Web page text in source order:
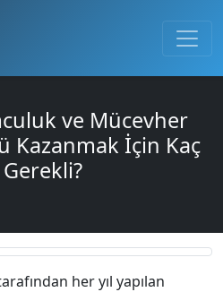
ve Mücevher
Kazanmak İçin Kaç
her yıl yapılan